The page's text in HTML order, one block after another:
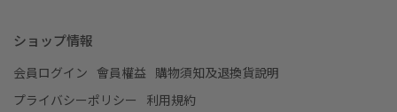
ショップ情報
会員ログイン 會員權益 購物須知及退換貨說明
プライバシーポリシー
利用規約